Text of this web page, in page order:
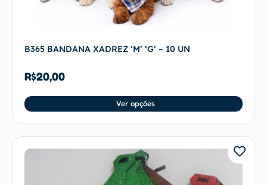
B365 BANDANA XADREZ ‘M’ ‘G’ – 10 UN
R$20,00
Ver opções